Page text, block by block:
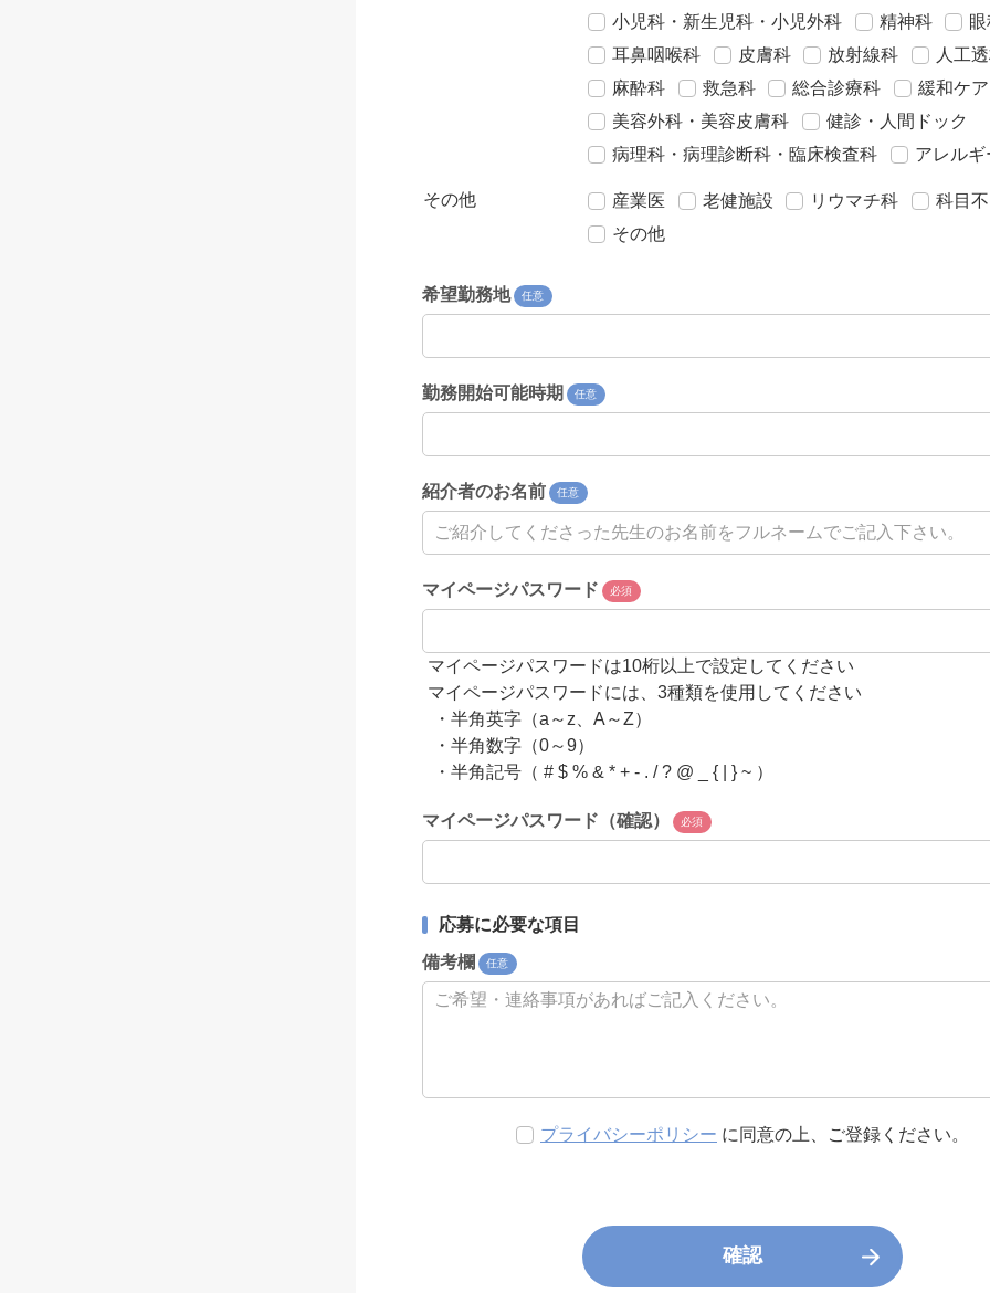
小児科・新生児科・小児外科
精神科
耳鼻咽喉科
皮膚科 放射線科
人工
麻酔科
救急科 総合診療科
緩和ケ
美容外科・美容皮膚科
健診・人間ドック
病理科・病理診断科・臨床検査科
アレルギ
その他 産業医 老健施設 リウマチ科
科目
その他
希望勤務地 任意
勤務開始可能時期 任意
紹介者のお名前 任意
マイページパスワード 必須
マイページパスワードは10桁以上で設定してください
マイページパスワードには、3種類を使用してください
・半角英字（a～z、A～Z）
・半角数字（0～9）
・半角記号（ # $ % & * + - . / ? @ _ { | } ~ ）
マイページパスワード（確認） 必須
応募に必要な項目
備考欄
任意
プライバシーポリシー に同意の上、ご登録ください。
確認